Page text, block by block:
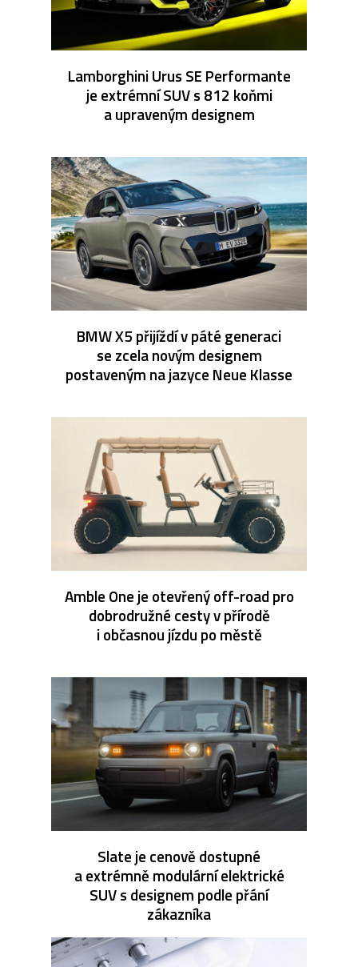
Lamborghini Urus SE Performante
je extrémní SUV s 812 koňmi
a upraveným designem
BMW X5 přijíždí v páté generaci
se zcela novým designem
postaveným na jazyce Neue Klasse
Amble One je otevřený off-road pro
dobrodružné cesty v přírodě
i občasnou jízdu po městě
Slate je cenově dostupné
a extrémně modulární elektrické
SUV s designem podle přání
zákazníka